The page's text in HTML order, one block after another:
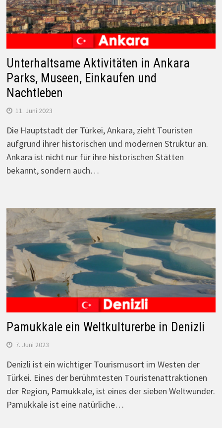
Unterhaltsame Aktivitäten in Ankara
Parks, Museen, Einkaufen und
Nachtleben
11. Juni 2023
Die Hauptstadt der Türkei, Ankara, zieht Touristen
aufgrund ihrer historischen und modernen Struktur an.
Ankara ist nicht nur für ihre historischen Stätten
bekannt, sondern auch…
Pamukkale ein Weltkulturerbe in Denizli
7. Juni 2023
Denizli ist ein wichtiger Tourismusort im Westen der
Türkei. Eines der berühmtesten Touristenattraktionen
der Region, Pamukkale, ist eines der sieben Weltwunder.
Pamukkale ist eine natürliche…